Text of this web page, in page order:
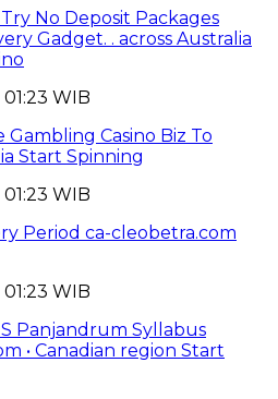
No Deposit Packages
Gadget. . across Australia
WIB
Casino Biz To
Start Spinning
WIB
Period ca-cleobetra.com
WIB
Panjandrum Syllabus
• Canadian region Start